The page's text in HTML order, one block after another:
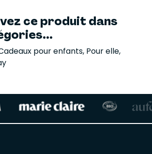
ce produit dans
pour enfants, Pour elle,